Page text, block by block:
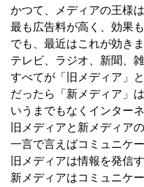
かつて、メディアの王様
最も広告料が高く、効果も
でも、最近はこれが効きま
テレビ、ラジオ、新聞、
すべてが「旧メディア」
だったら「新メディア」
いうまでもなくインターネ
旧メディアと新メディア
一言で言えばコミュニケー
旧メディアは情報を発信
新メディアはコミュニケ